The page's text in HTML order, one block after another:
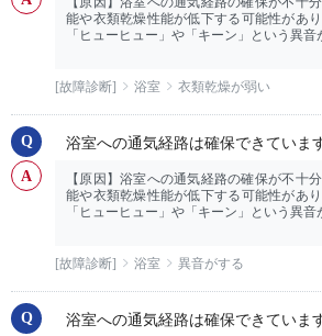
能や衣類乾燥性能が低下する可能性があ
「ヒューヒュー」や「キーン」という異
[故障診断] 浴室 衣類乾燥が弱い
浴室への通気経路は確保できていま
【原因】浴室への通気経路の確保が不十
能や衣類乾燥性能が低下する可能性があ
「ヒューヒュー」や「キーン」という異
[故障診断] 浴室 異音がする
浴室への通気経路は確保できていま